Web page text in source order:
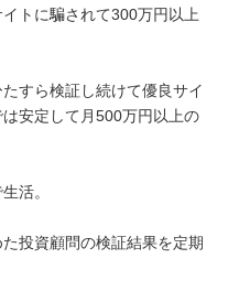
トに騙されて300万円以上
すら検証し続けて優良サイ
安定して月500万円以上の
活。
投資顧問の検証結果を定期